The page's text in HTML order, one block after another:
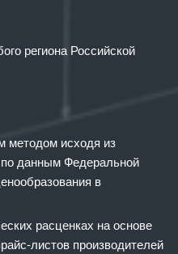
региона Российской
методом исходя из
данным Федеральной
в
расценках на основе
листов производителей